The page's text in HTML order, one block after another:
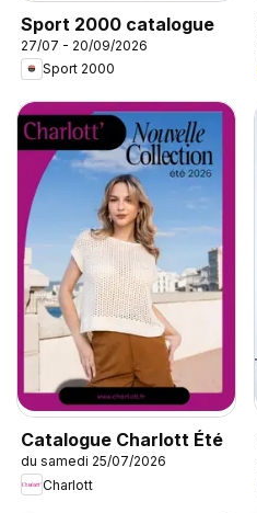
Sport 2000 catalogue
27/07 - 20/09/2026
Sport 2000
Catalogue Charlott Été
du samedi 25/07/2026
Charlott